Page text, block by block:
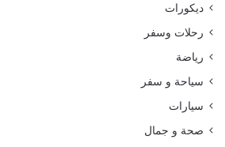
ديكورات
رحلات وسفر
رياضة
سياحة و سفر
سيارات
صحة و جمال